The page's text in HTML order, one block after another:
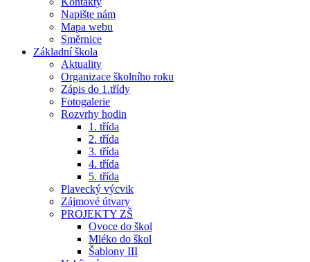
Napište nám
Mapa webu
Směrnice
Základní škola
Aktuality
Organizace školního roku
Zápis do 1.třídy
Fotogalerie
Rozvrhy hodin
1. třída
2. třída
3. třída
4. třída
5. třída
Plavecký výcvik
Zájmové útvary
PROJEKTY ZŠ
Ovoce do škol
Mléko do škol
Šablony III